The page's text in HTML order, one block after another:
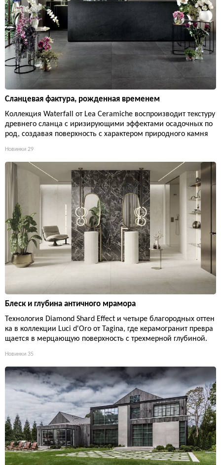
Сланцевая фактура, рожденная временем
Коллекция Waterfall от Lea Ceramiche воспроизводит текстуру
древнего сланца с иризирующими эффектами осадочных по
род, создавая поверхность с характером природного камня
Новинки 29
Блеск и глубина античного мрамора
Технология Diamond Shard Effect и четыре благородных оттен
ка в коллекции Luci d'Oro от Tagina, где керамогранит превра
щается в мерцающую поверхность с трехмерной глубиной.
Новинки 35